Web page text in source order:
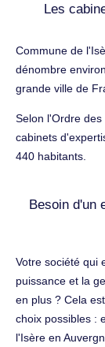
Les
Commune de
dénombre
grande ville de
Selon l'Ordre
cabinets
440 habitants.
Besoin d'un
Votre société qui
puissance et la
en plus ? Cela
choix possibles :
l'Isère en